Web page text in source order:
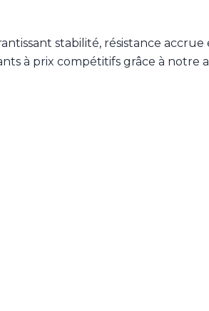
stabilité, résistance
à prix compétitifs grâce à notre